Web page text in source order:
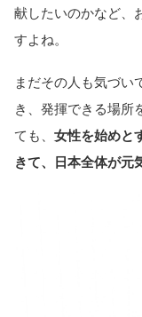
献したいのかなど、
すよね。
まだその人も気づい
き、発揮できる場所
ても、 女性を始めと
きて、日本全体が元